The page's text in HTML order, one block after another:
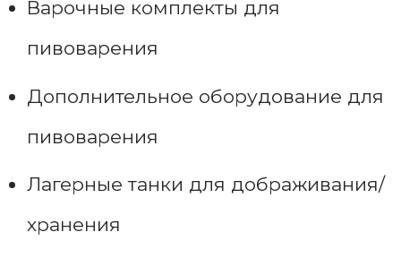
Варочные комплекты для
пивоварения
Дополнительное оборудование для
пивоварения
Лагерные танки для дображивания/
хранения